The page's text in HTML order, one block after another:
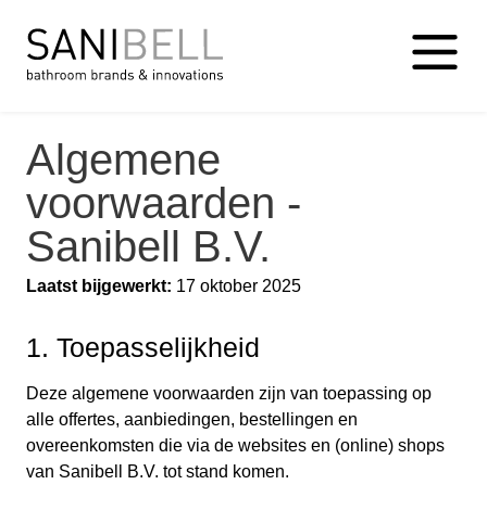
Algemene
voorwaarden -
Sanibell B.V.
Laatst bijgewerkt: 17 oktober 2025
1. Toepasselijkheid
Deze algemene voorwaarden zijn van toepassing op
alle offertes, aanbiedingen, bestellingen en
overeenkomsten die via de websites en (online) shops
van Sanibell B.V. tot stand komen.